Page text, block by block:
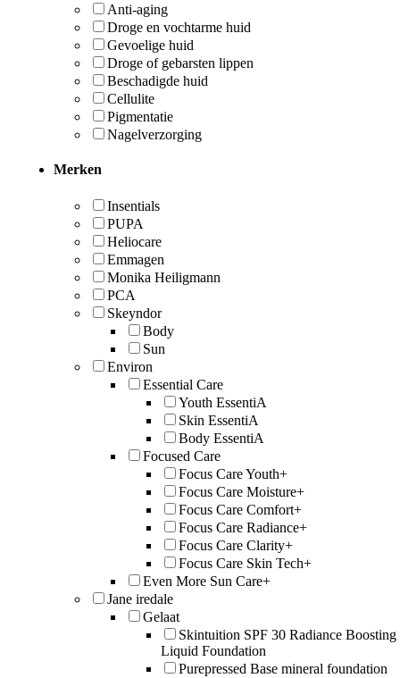
Anti-aging
Droge en vochtarme huid
Gevoelige huid
Droge of gebarsten lippen
Beschadigde huid
Cellulite
Pigmentatie
Nagelverzorging
Merken
Insentials
PUPA
Heliocare
Emmagen
Monika Heiligmann
PCA
Skeyndor
Body
Sun
Environ
Essential Care
Youth EssentiA
Skin EssentiA
Body EssentiA
Focused Care
Focus Care Youth+
Focus Care Moisture+
Focus Care Comfort+
Focus Care Radiance+
Focus Care Clarity+
Focus Care Skin Tech+
Even More Sun Care+
Jane iredale
Gelaat
Skintuition SPF 30 Radiance Boosting
Liquid Foundation
Purepressed Base mineral foundation